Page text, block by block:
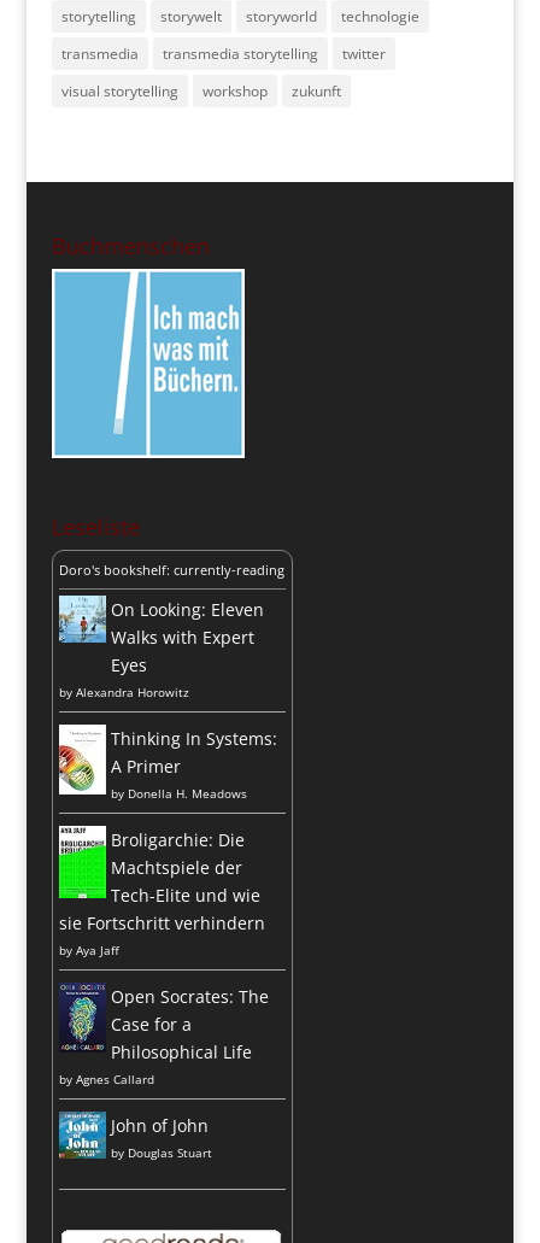
storytelling
storywelt storyworld
technologie
transmedia
transmedia storytelling
twitter
visual storytelling
workshop zukunft
Buchmenschen
Leseliste
Doro's bookshelf: currently-reading
On Looking: Eleven
Walks with Expert
Eyes
by Alexandra Horowitz
Thinking In Systems:
A Primer
by Donella H. Meadows
Broligarchie: Die
Machtspiele der
Tech-Elite und wie
sie Fortschritt verhindern
by Aya Jaff
Open Socrates: The
Case for a
Philosophical Life
by Agnes Callard
John of John
by Douglas Stuart